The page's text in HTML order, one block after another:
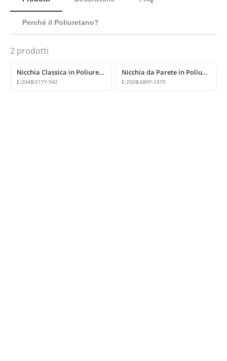
Perché il Poliuretano?
2 prodotti
Nicchia Classica in Poliuretano e Decorazione da Parete
E:204B:517Y:942
Nicchia da Parete in Poliuretano e Applique Classica P09
E:250B:680Y:1070